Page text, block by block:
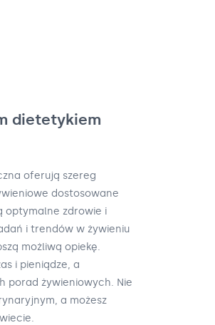
dietetykiem
oferują szereg
dostosowane
optymalne zdrowie i
i trendów w żywieniu
możliwą opiekę.
i pieniądze, a
porad żywieniowych. Nie
a możesz